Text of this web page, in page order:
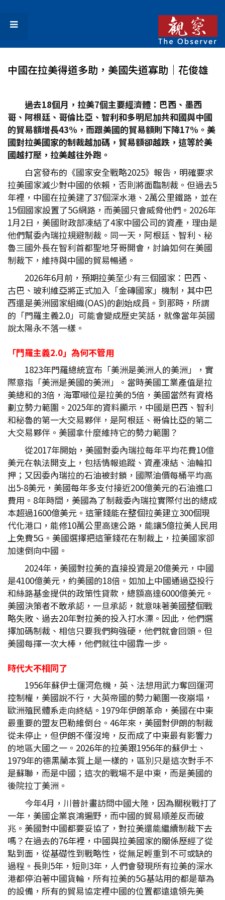
中國在拉美得道多助，美國失道寡助│花俊雄
過去18個月，拉美7個主要經濟體：巴西、墨西
哥、阿根廷、哥倫比亞、智利和多明尼加共和國與中國
的貿易額增長43% ，而跟美國的貿易額則下降17% 。美
國對拉美國家的制裁越加碼，貿易額卻越跌，這等於美
國越打壓，拉美越往外跑。
白宮發布的《國家安全戰略2025》報告，明確要求
拉美國家減少對中國的依賴，否則將面臨制裁。但過去5
年裡，中國在拉美建了37個深水港、2萬公里鐵路，並在
15個國家設置了5G網路，而美國只會威脅他們。2026年
1月2日，美國財政部凍結了4家中國公司的資產，理由是
他們幫委內瑞拉規避制裁。同一天，阿根廷、智利、秘
魯三國外長在智利首都聖地牙哥開會，討論如何在美國
制裁下，維持與中國的貿易暢通。
2026年6月前，預期拉美至少有三個國家：巴西、
古巴、玻利維亞將正式加入「金磚國家」機制，其中巴
西還是美洲國家組織(OAS)的創始成員。到那時，所謂
的「門羅主義2.0」可能會變成歷史笑話，就像當年英國
說太陽永不落一樣。
「門羅主義2.0」為何不管用
1823年門羅總統宣布「美洲是美洲人的美洲」，實
際意指「美洲是美國的美洲」。當時美國工業產值是拉
美總和的3倍，海軍噸位是拉美的5倍，美國當然有資格
劃立勢力範圍。2025年的資料顯示，中國是巴西、智利
和秘魯的第一大交易夥伴，是阿根廷、哥倫比亞的第二
大交易夥伴。美國拿什麼維持它的勢力範圍？
從2017年開始，美國對委內瑞拉每年平均花費10億
美元在執法開支上，包括情報追蹤、資產凍結、油輪扣
押；又因委內瑞拉的石油被封鎖，國際油價每桶平均高
出5-8美元，美國每年多支付接近200億美元的石油進口
費用。8年時間，美國為了制裁委內瑞拉實際付出的總成
本超過1600億美元。這筆錢能在整個拉美建立300個現
代化港口，能修10萬公里高速公路，能讓5億拉美人民用
上免費5G。美國選擇把這筆錢花在制裁上，拉美國家卻
加速倒向中國。
2024年，美國對拉美的直接投資是20億美元，中國
是4100億美元，約美國的18倍。如加上中國通過亞投行
和絲路基金提供的政策性貸款，總額高達6000億美元。
美國決策者不敢承認，一旦承認，就意味著美國整個戰
略失敗、過去20年對拉美的投入打水漂。因此，他們選
擇加碼制裁、相信只要我們夠強硬，他們就會回頭。但
美國每揮一次大棒，他們就往中國靠一步。
時代大不相同了
1956年蘇伊士運河危機，英、法想用武力奪回運河
控制權，美國說不行，大英帝國的勢力範圍一夜崩塌，
歐洲殖民體系走向終結。1979年伊朗革命，美國在中東
最重要的盟友巴勒維倒台。46年來，美國對伊朗的制裁
從未停止，但伊朗不僅沒垮，反而成了中東最有影響力
的地區大國之一。2026年的拉美跟1956年的蘇伊士、
1979年的德黑蘭本質上是一樣的，區別只是這次對手不
是蘇聯，而是中國；這次的戰場不是中東，而是美國的
後院拉丁美洲。
今年4月，川普計畫訪問中國大陸，因為關稅戰打了
一年，美國企業哀鴻遍野，而中國的貿易順差反而破
兆。美國對中國都要妥協了，對拉美還能繼續制裁下去
嗎？在過去的76年裡，中國與拉美國家的關係歷經了從
點到面，從基礎性到戰略性，從無足輕重到不可或缺的
過程。長則5年，短則3年，人們會發現所有拉美的深水
港都停泊著中國貨輪，所有拉美的5G基站用的都是華為
的設備，所有的貿易協定裡中國的位置都遠遠領先美